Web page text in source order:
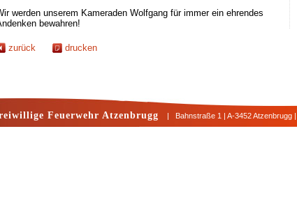
werden unserem Kameraden Wolfgang für immer ein ehrendes
bewahren!
zurück drucken
Feuerwehr Atzenbrugg | Bahnstraße 1 | A-3452 Atzenbrugg |